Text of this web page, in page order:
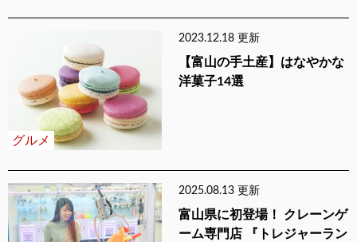
グルメ
2023.12.18 更新
【富山の手土産】はなやかな
洋菓子14選
2025.08.13 更新
富山県に初登場！ クレーンゲ
ーム専門店 『トレジャーラン